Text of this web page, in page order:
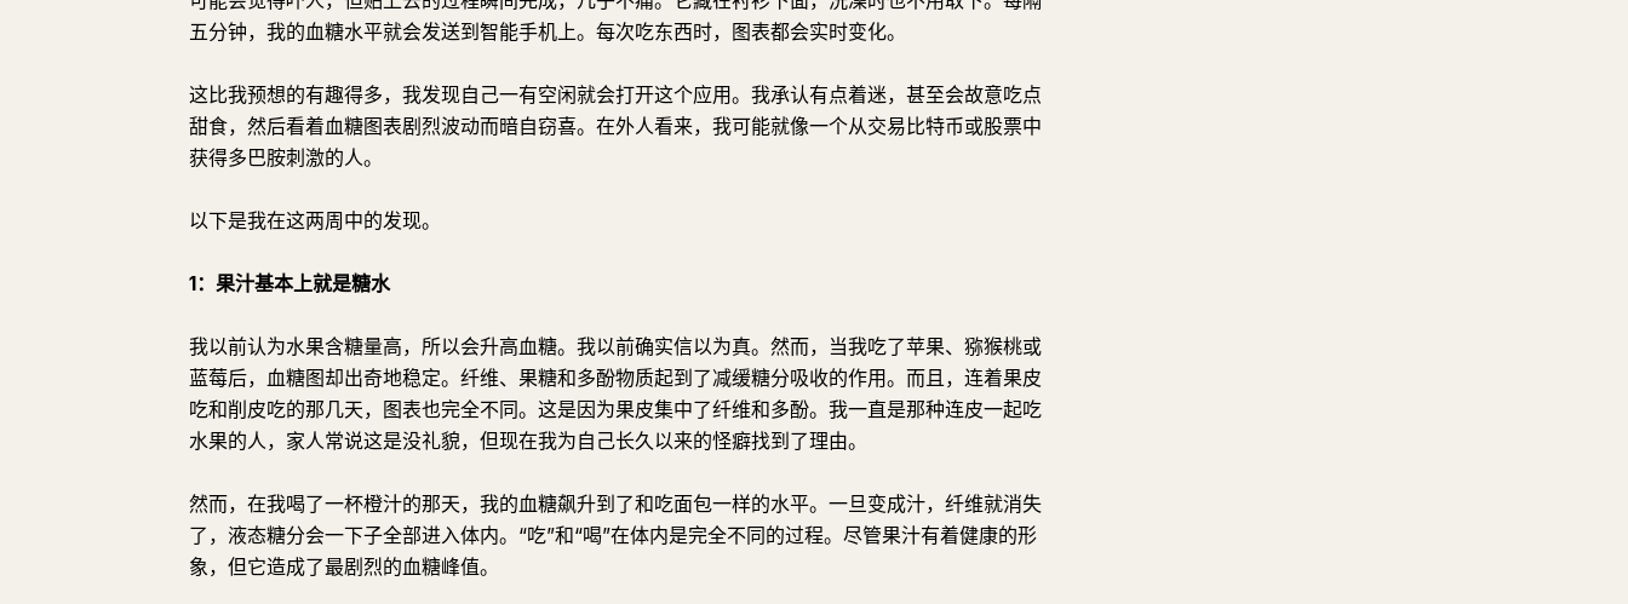
五分钟，我的血糖水平就会发送到智能手机上。每次吃东西时，图表都会实时变化。
这比我预想的有趣得多，我发现自己一有空闲就会打开这个应用。我承认有点着迷，甚至会故意吃点
甜食，然后看着血糖图表剧烈波动而暗自窃喜。在外人看来，我可能就像一个从交易比特币或股票中
获得多巴胺刺激的人。
以下是我在这两周中的发现。
1：果汁基本上就是糖水
我以前认为水果含糖量高，所以会升高血糖。我以前确实信以为真。然而，当我吃了苹果、猕猴桃或
蓝莓后，血糖图却出奇地稳定。纤维、果糖和多酚物质起到了减缓糖分吸收的作用。而且，连着果皮
吃和削皮吃的那几天，图表也完全不同。这是因为果皮集中了纤维和多酚。我一直是那种连皮一起吃
水果的人，家人常说这是没礼貌，但现在我为自己长久以来的怪癖找到了理由。
然而，在我喝了一杯橙汁的那天，我的血糖飙升到了和吃面包一样的水平。一旦变成汁，纤维就消失
了，液态糖分会一下子全部进入体内。“吃”和“喝”在体内是完全不同的过程。尽管果汁有着健康的形
象，但它造成了最剧烈的血糖峰值。